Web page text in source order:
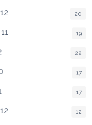
20
19
22
17
17
12